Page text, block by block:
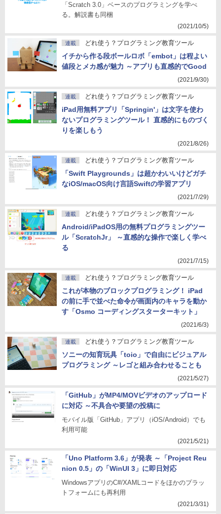
「Scratch 3.0」ベースのプログラミングを学べ
る。解説書も同梱
(2021/10/5)
連載 どれ使う？プログラミング教育ツール
イチから作る段ボールロボ「embot」は程よい
値段とメカ感が魅力 ～アプリも直感的でGood
(2021/9/30)
連載 どれ使う？プログラミング教育ツール
iPad用無料アプリ「Springin'」は文字を使わ
ないプログラミングツール！ 直感的にものづく
りを楽しもう
(2021/8/26)
連載 どれ使う？プログラミング教育ツール
「Swift Playgrounds」は超かわいいけどガチ
なiOS/macOS向け言語Swiftの学習アプリ
(2021/7/29)
連載 どれ使う？プログラミング教育ツール
Android/iPadOS用の無料プログラミングツー
ル「ScratchJr」 ～直感的な操作で楽しく学べ
る
(2021/7/15)
連載 どれ使う？プログラミング教育ツール
これが本物のブロックプログラミング！ iPad
の前に手で並べた命令が画面内のキャラを動か
す「Osmo コーディングスターターキット」
(2021/6/3)
連載 どれ使う？プログラミング教育ツール
ソニーの知育玩具「toio」で自由にビジュアル
プログラミング ～レゴと組み合わせることも
(2021/5/27)
「GitHub」がMP4/MOVビデオのアップロード
に対応 ～不具合や要望の投稿に
モバイル版「GitHub」アプリ（iOS/Android）でも
利用可能
(2021/5/21)
「Uno Platform 3.6」が発表 ～「Project Reu
nion 0.5」の「WinUI 3」に即日対応
WindowsアプリのC#/XAMLコードをほかのプラッ
トフォームにも再利用
(2021/3/31)